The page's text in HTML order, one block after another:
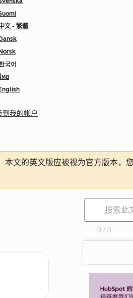
文 - 繁體
Dansk
Norsk
국어
ทย
English
到我的帐户
文的英文版应被视为官方版本，
0 / 0